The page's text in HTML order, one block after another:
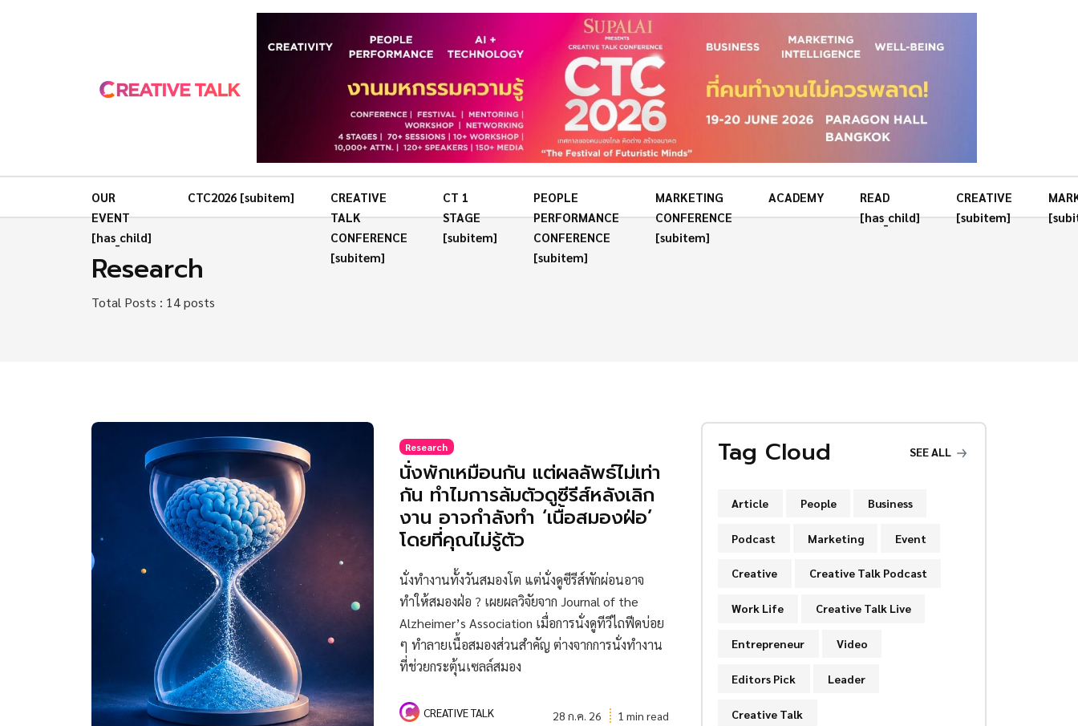
OUR
EVENT
[has_child]
CTC2026 [subitem]
CREATIVE
TALK
CONFERENCE
[subitem]
CT 1
STAGE
[subitem]
PEOPLE
PERFORMANCE
CONFERENCE
[subitem]
MARKETING
CONFERENCE
[subitem]
ACADEMY
READ
[has_child]
CREATIVE
[subitem]
Research
Total Posts : 14 posts
Research
นั่งพักเหมือนกัน แต่ผลลัพธ์ไม่เท่า
กัน ทำไมการล้มตัวดูซีรีส์หลังเลิก
งาน อาจกำลังทำ ‘เนื้อสมองฝ่อ’
โดยที่คุณไม่รู้ตัว
นั่งทำงานทั้งวันสมองโต แต่นั่งดูซีรีส์พักผ่อนอาจ
ทำให้สมองฝ่อ ? เผยผลวิจัยจาก Journal of the
Alzheimer’s Association เมื่อการนั่งดูทีวีไถฟีดบ่อย
ๆ ทำลายเนื้อสมองส่วนสำคัญ ต่างจากการนั่งทำงาน
ที่ช่วยกระตุ้นเซลล์สมอง
CREATIVE TALK 28 ก.ค. 26 1 min read
Tag Cloud SEE ALL
Article People Business
Podcast Marketing Event
Creative Creative Talk Podcast
Work Life Creative Talk Live
Entrepreneur Video
Editors Pick Leader
Creative Talk